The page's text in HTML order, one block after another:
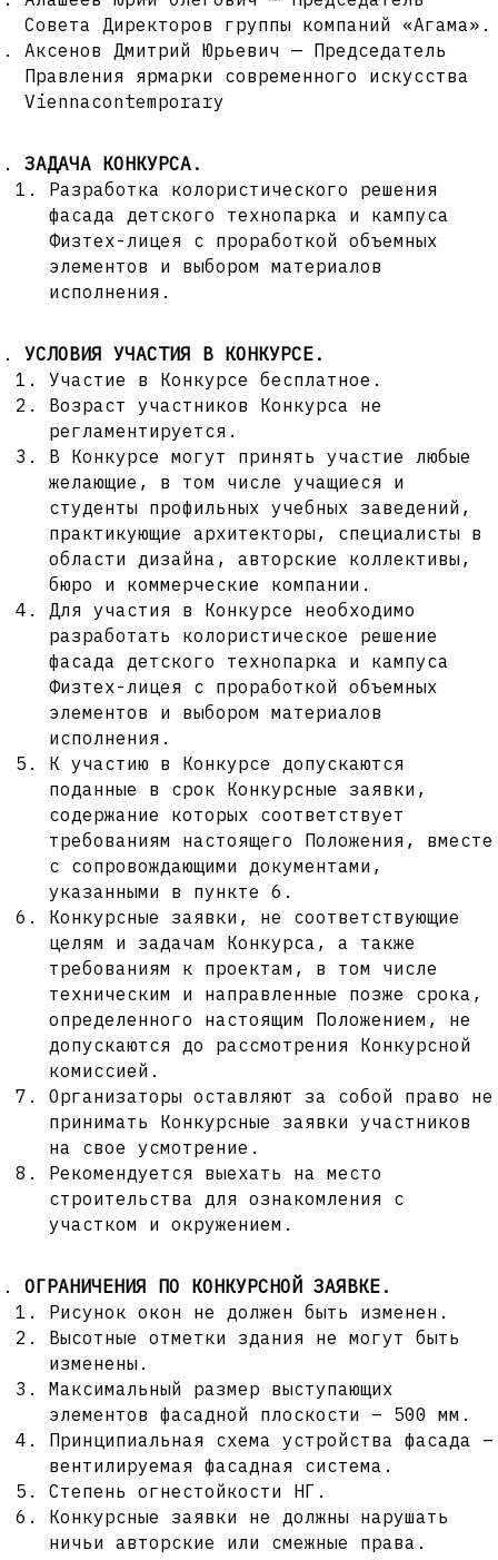
Совета Директоров группы компаний «Агама».
Аксенов Дмитрий Юрьевич — Председатель
Правления ярмарки современного искусства
Viennacontemporary
ЗАДАЧА КОНКУРСА.
Разработка колористического решения
фасада детского технопарка и кампуса
Физтех-лицея с проработкой объемных
элементов и выбором материалов
исполнения.
УСЛОВИЯ УЧАСТИЯ В КОНКУРСЕ.
Участие в Конкурсе бесплатное.
Возраст участников Конкурса не
регламентируется.
В Конкурсе могут принять участие любые
желающие, в том числе учащиеся и
студенты профильных учебных заведений,
практикующие архитекторы, специалисты в
области дизайна, авторские коллективы,
бюро и коммерческие компании.
Для участия в Конкурсе необходимо
разработать колористическое решение
фасада детского технопарка и кампуса
Физтех-лицея с проработкой объемных
элементов и выбором материалов
исполнения.
К участию в Конкурсе допускаются
поданные в срок Конкурсные заявки,
содержание которых соответствует
требованиям настоящего Положения, вместе
с сопровождающими документами,
указанными в пункте 6.
Конкурсные заявки, не соответствующие
целям и задачам Конкурса, а также
требованиям к проектам, в том числе
техническим и направленные позже срока,
определенного настоящим Положением, не
допускаются до рассмотрения Конкурсной
комиссией.
Организаторы оставляют за собой право не
принимать Конкурсные заявки участников
на свое усмотрение.
Рекомендуется выехать на место
строительства для ознакомления с
участком и окружением.
ОГРАНИЧЕНИЯ ПО КОНКУРСНОЙ ЗАЯВКЕ.
Рисунок окон не должен быть изменен.
Высотные отметки здания не могут быть
изменены.
Максимальный размер выступающих
элементов фасадной плоскости – 500 мм.
Принципиальная схема устройства фасада –
вентилируемая фасадная система.
Степень огнестойкости НГ.
Конкурсные заявки не должны нарушать
ничьи авторские или смежные права.